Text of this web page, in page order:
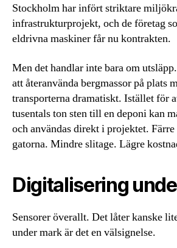
Stockholm har infört striktare
infrastrukturprojekt, och de företag
eldrivna maskiner får nu kontrakten.
Men det handlar inte bara om
att återanvända bergmassor på plats
transporterna dramatiskt. Istället för
tusentals ton sten till en deponi kan
och användas direkt i projektet.
gatorna. Mindre slitage. Lägre
Digitalisering
Sensorer överallt. Det låter kanske
under mark är det en välsignelse.